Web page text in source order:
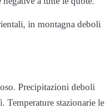
in montagna deboli
Precipitazioni deboli
Temperature stazionarie le